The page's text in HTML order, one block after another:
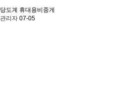
당도계 휴대용비중게
관리자 07-05